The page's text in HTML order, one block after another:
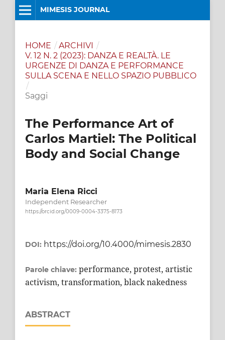
MIMESIS JOURNAL
HOME / ARCHIVI /
V. 12 N. 2 (2023): DANZA E REALTÀ. LE
URGENZE DI DANZA E PERFORMANCE
SULLA SCENA E NELLO SPAZIO PUBBLICO
/
Saggi
The Performance Art of
Carlos Martiel: The Political
Body and Social Change
Maria Elena Ricci
Independent Researcher
https://orcid.org/0009-0004-3375-8173
DOI: https://doi.org/10.4000/mimesis.2830
Parole chiave: performance, protest, artistic
activism, transformation, black nakedness
ABSTRACT